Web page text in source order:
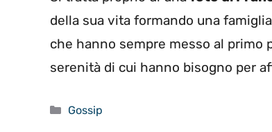
della sua vita formando una
che hanno sempre messo al primo
serenità di cui hanno bisogno per
Categorie
Gossip